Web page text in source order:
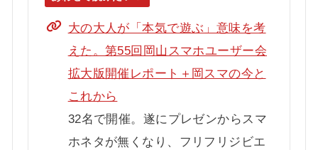
大の大人が「本気で遊ぶ」意味を考
えた。第55回岡山スマホユーザー会
拡大版開催レポート＋岡スマの今と
これから
32名で開催。遂にプレゼンからスマ
ホネタが無くなり、フリフリジビエ